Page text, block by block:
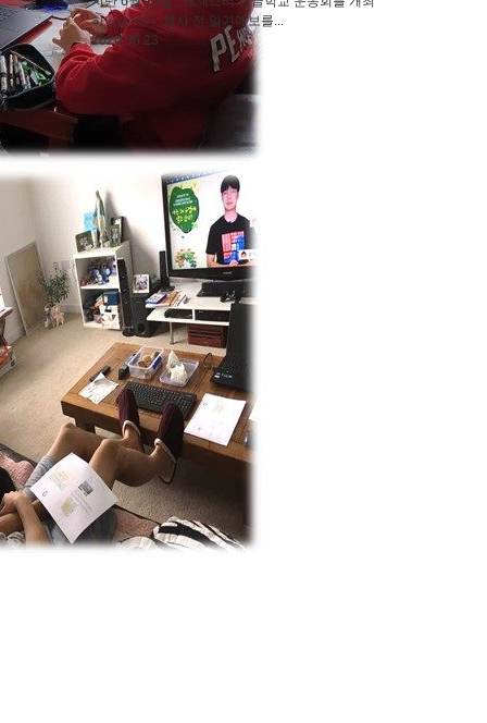
하였습니다. 행사 전 일기예보를...
2026.06.23